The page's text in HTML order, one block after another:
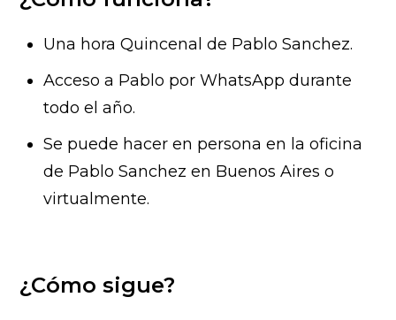
Una hora Quincenal de Pablo Sanchez.
Acceso a Pablo por WhatsApp durante
todo el año.
Se puede hacer en persona en la oficina
de Pablo Sanchez en Buenos Aires o
virtualmente.
¿Cómo sigue?